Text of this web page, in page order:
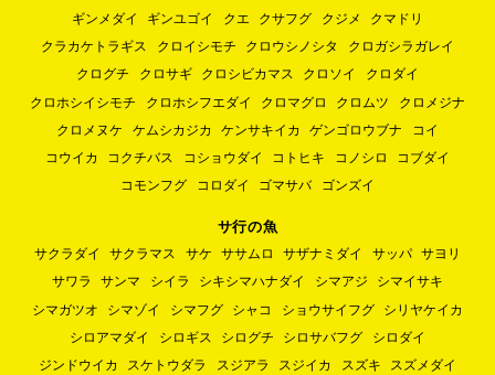
ギンメダイ
ギンユゴイ クエ クサフグ クジメ
クマドリ
クラカケトラギス
クロイシモチ クロウシノシタ
クロガシラガレイ
クログチ
クロサギ クロシビカマス クロソイ
クロダイ
クロホシイシモチ
クロホシフエダイ クロマグロ クロムツ
クロメジナ
クロメヌケ
ケムシカジカ ケンサキイカ ゲンゴロウブナ
コイ
コウイカ
コクチバス コショウダイ コトヒキ コノシロ
コブダイ
コモンフグ
コロダイ ゴマサバ ゴンズイ
サ行の魚
サクラダイ サクラマス サケ ササムロ サザナミダイ サッパ サヨリ
サワラ
サンマ シイラ シキシマハナダイ シマアジ
シマイサキ
シマガツオ
シマゾイ シマフグ シャコ ショウサイフグ
シリヤケイカ
シロアマダイ
シロギス シログチ シロサバフグ
シロダイ
ジンドウイカ
スケトウダラ スジアラ スジイカ スズキ
スズメダイ